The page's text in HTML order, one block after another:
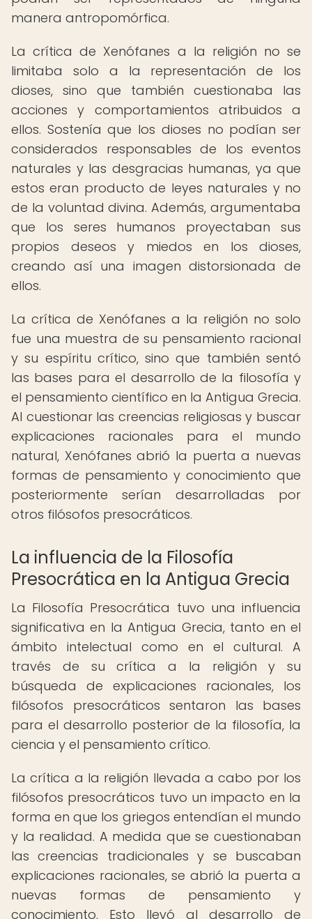
manera antropomórfica.
La crítica de Xenófanes a la religión no se
limitaba solo a la representación de los
dioses, sino que también cuestionaba las
acciones y comportamientos atribuidos a
ellos. Sostenía que los dioses no podían ser
considerados responsables de los eventos
naturales y las desgracias humanas, ya que
estos eran producto de leyes naturales y no
de la voluntad divina. Además, argumentaba
que los seres humanos proyectaban sus
propios deseos y miedos en los dioses,
creando así una imagen distorsionada de
ellos.
La crítica de Xenófanes a la religión no solo
fue una muestra de su pensamiento racional
y su espíritu crítico, sino que también sentó
las bases para el desarrollo de la filosofía y
el pensamiento científico en la Antigua Grecia.
Al cuestionar las creencias religiosas y buscar
explicaciones racionales para el mundo
natural, Xenófanes abrió la puerta a nuevas
formas de pensamiento y conocimiento que
posteriormente serían desarrolladas por
otros filósofos presocráticos.
La influencia de la Filosofía
Presocrática en la Antigua Grecia
La Filosofía Presocrática tuvo una influencia
significativa en la Antigua Grecia, tanto en el
ámbito intelectual como en el cultural. A
través de su crítica a la religión y su
búsqueda de explicaciones racionales, los
filósofos presocráticos sentaron las bases
para el desarrollo posterior de la filosofía, la
ciencia y el pensamiento crítico.
La crítica a la religión llevada a cabo por los
filósofos presocráticos tuvo un impacto en la
forma en que los griegos entendían el mundo
y la realidad. A medida que se cuestionaban
las creencias tradicionales y se buscaban
explicaciones racionales, se abrió la puerta a
nuevas formas de pensamiento y
conocimiento. Esto llevó al desarrollo de